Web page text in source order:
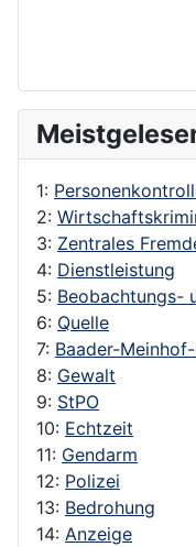
1:
2:
3: Zentrales
4: Dienstleistung
5: Beobachtungs-
6: Quelle
7: Baader-
8: Gewalt
9: StPO
10: Echtzeit
11: Gendarm
12: Polizei
13: Bedrohung
14: Anzeige